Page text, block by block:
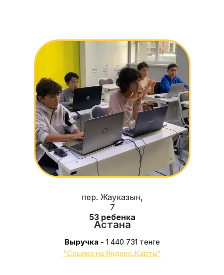
Астана
пер. Жауказын,
7
53 ребенка
Выручка- 1 440 731 тенге
"Ссылка на Яндекс.Карты"